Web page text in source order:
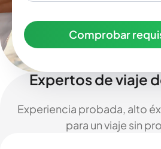
Comprobar
Expertos de viaje
Experiencia probada, alto
para un viaje sin